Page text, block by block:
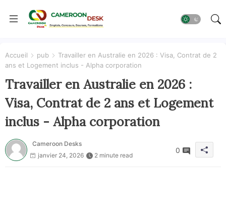
Accueil pub
Travailler en Australie en 2026 : Visa, Contrat de 2
ans et Logement inclus - Alpha corporation
Travailler en Australie en 2026 :
Visa, Contrat de 2 ans et Logement
inclus - Alpha corporation
Cameroon Desks
janvier 24, 2026
2 minute read
0